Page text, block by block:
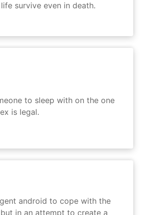
survive even in death.
to sleep with on the one
is legal.
android to cope with the
in an attempt to create a